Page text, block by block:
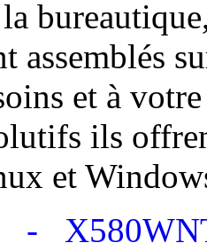
assemblés
et à
ils
et
-